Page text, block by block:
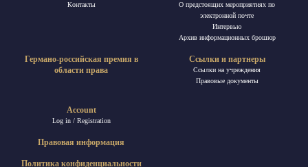
Контакты
О предстоящих мероприятиях по
электронной почте
Интервью
Архив информационных брошюр
Германо-российская премия в
области права
Account
Log in / Registration
Ссылки и партнеры
Ссылки на учреждения
Правовые документы
Правовая информация
Политика конфиденциальности